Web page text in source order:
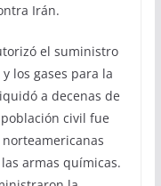
Irán.
el suministro
los gases para la
a decenas de
civil fue
armas químicas.